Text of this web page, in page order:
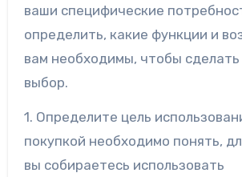
ваши специфические
определить, какие функции и
вам необходимы, чтобы
выбор.
1. Определите цель
покупкой необходимо понять,
вы собираетесь использовать